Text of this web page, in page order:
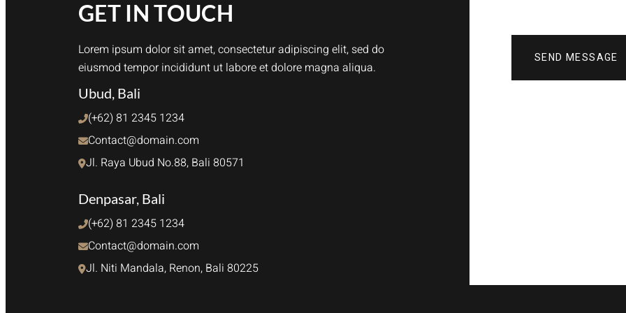
GET IN TOUCH
Lorem ipsum dolor sit amet, consectetur adipiscing elit, sed do
eiusmod tempor incididunt ut labore et dolore magna aliqua.
Ubud, Bali
(+62) 81 2345 1234
Contact@domain.com
Jl. Raya Ubud No.88, Bali 80571
Denpasar, Bali
(+62) 81 2345 1234
Contact@domain.com
Jl. Niti Mandala, Renon, Bali 80225
SEND MESSAGE